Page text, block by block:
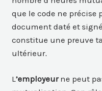
que le code ne précise
document daté et
constitue une preuve
ultérieur.
L’employeurne peut